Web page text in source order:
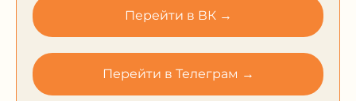
Перейти в ВК →
Перейти в Телеграм →